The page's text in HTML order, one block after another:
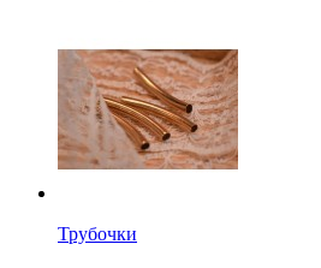
Трубочки